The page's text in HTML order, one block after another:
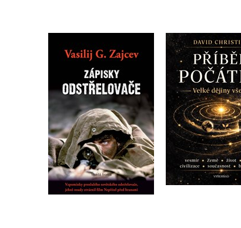
Zápisky odstřelovače
Vasilij G. Zajcev
Do košíku
349 Kč
279 Kč
Příběh
David
Do košíku
399 Kč